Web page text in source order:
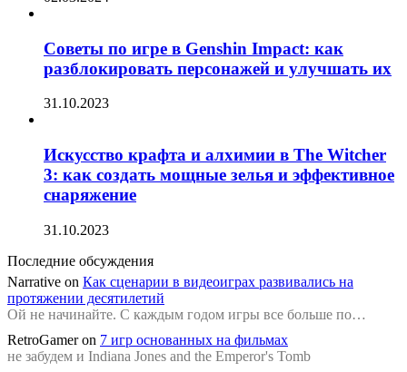
Советы по игре в Genshin Impact: как
разблокировать персонажей и улучшать их
31.10.2023
Искусство крафта и алхимии в The Witcher
3: как создать мощные зелья и эффективное
снаряжение
31.10.2023
Последние обсуждения
Narrative on Как сценарии в видеоиграх развивались на
протяжении десятилетий
Ой не начинайте. С каждым годом игры все больше по…
RetroGamer on 7 игр основанных на фильмах
не забудем и Indiana Jones and the Emperor's Tomb